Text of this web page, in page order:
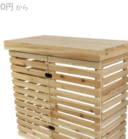
円 から